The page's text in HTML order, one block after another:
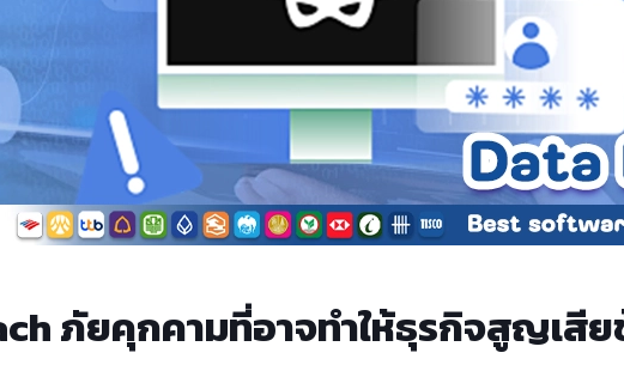
ภัยคุกคามที่อาจทำให้ธุรกิจสูญเสี